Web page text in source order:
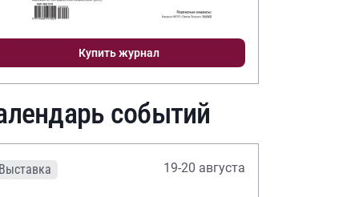
Купить журнал
событий
Выставка 19-20 августа